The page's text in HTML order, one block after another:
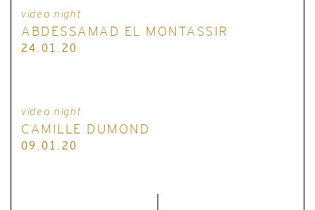
video night
ABDESSAMAD EL MONTASSIR
24.01.20
video night
CAMILLE DUMOND
09.01.20